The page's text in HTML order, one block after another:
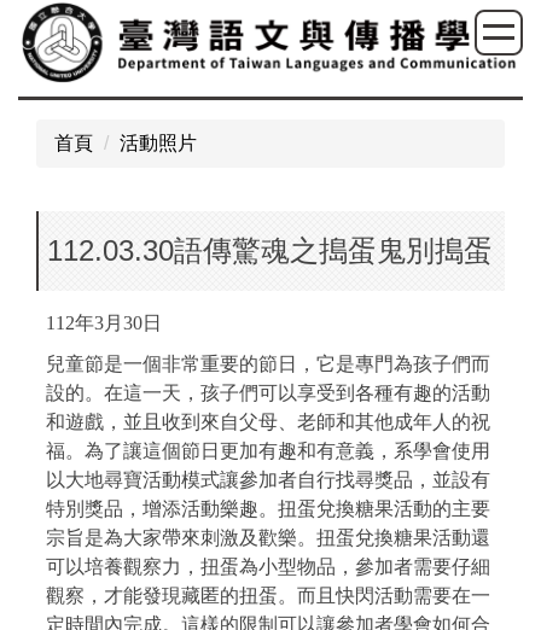
跳
到
要
首頁 活動照片
112.03.30語傳驚魂之搗蛋鬼別搗蛋
112年3月30日
兒童節是一個非常重要的節日，它是專門為孩子們而
設的。在這一天，孩子們可以享受到各種有趣的活動
和遊戲，並且收到來自父母、老師和其他成年人的祝
福。為了讓這個節日更加有趣和有意義，系學會使用
以大地尋寶活動模式讓參加者自行找尋獎品，並設有
特別獎品，增添活動樂趣。扭蛋兌換糖果活動的主要
宗旨是為大家帶來刺激及歡樂。扭蛋兌換糖果活動還
可以培養觀察力，扭蛋為小型物品，參加者需要仔細
觀察，才能發現藏匿的扭蛋。而且快閃活動需要在一
定時間內完成。這樣的限制可以讓參加者學會如何合